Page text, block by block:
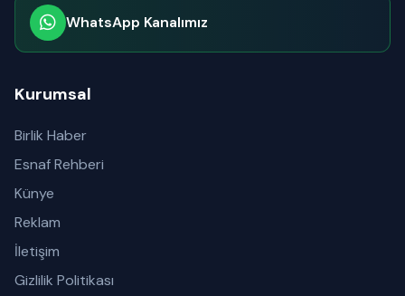
WhatsApp Kanalımız
Kurumsal
Birlik Haber
Esnaf Rehberi
Künye
Reklam
İletişim
Gizlilik Politikası